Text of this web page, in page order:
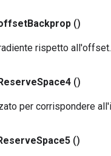
Backprop ()
rispetto all'offset.
Space4 ()
per corrispondere
Space5 ()